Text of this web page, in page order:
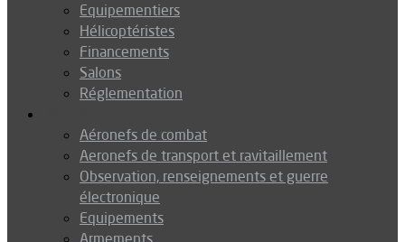
Equipementiers
Hélicoptéristes
Financements
Salons
Réglementation
Aéronefs de combat
Aeronefs de transport et ravitaillement
Observation, renseignements et guerre
électronique
Equipements
Armements